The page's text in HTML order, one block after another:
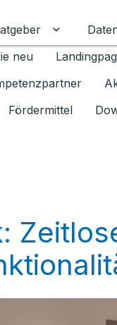
neu
Fördermittel